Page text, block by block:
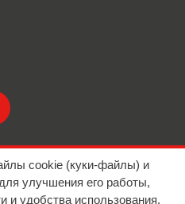
cookie (куки-файлы) и
улучшения его работы,
и удобства использования.